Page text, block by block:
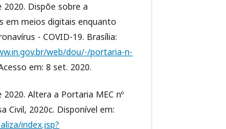
2020. Dispõe sobre a
em meios digitais enquanto
- COVID-19. Brasília:
web/dou/-/portaria-n-
em: 8 set. 2020.
Altera a Portaria MEC nº
Civil, 2020c. Disponível em:
index.jsp?